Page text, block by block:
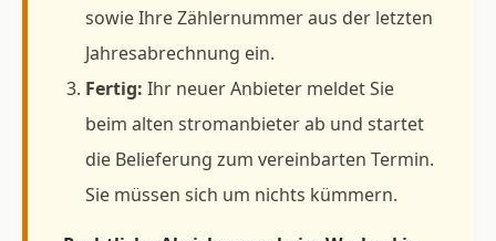
sowie Ihre Zählernummer aus der letzten
Jahresabrechnung ein.
Fertig: Ihr neuer Anbieter meldet Sie
beim alten stromanbieter ab und startet
die Belieferung zum vereinbarten Termin.
Sie müssen sich um nichts kümmern.